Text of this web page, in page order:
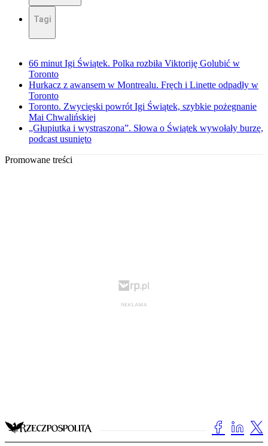
Tagi
66 minut Igi Świątek. Polka rozbiła Viktoriję Golubić w
Toronto
Hurkacz z awansem w Montrealu. Fręch i Linette odpadły w
Toronto
Toronto. Zwycięski powrót Igi Świątek, szybkie pożegnanie
Mai Chwalińskiej
„Głupiutka i wystraszona”. Słowa o Świątek wywołały burzę,
podcast usunięto
Promowane treści